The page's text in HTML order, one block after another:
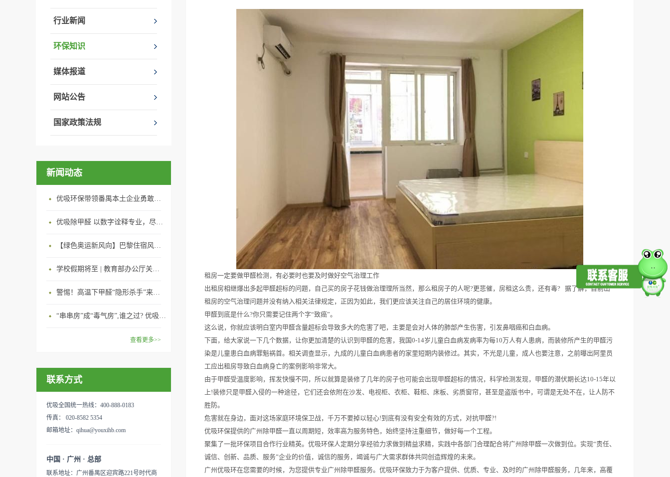
行业新闻
环保知识
媒体报道
网站公告
国家政策法规
新闻动态
优吸环保带领番禺本​土企业勇敢破局向“新”
优吸除甲醛 以数字诠释专业，尽显除醛品牌实力！
【绿色奥运新风向】巴黎住宿风波：优吸环保共建健康绿色家居
学校假期将至 | 教育部办公厅关于加强学校新建校舍室内空气质量管理通知
警惕！高温下甲醛“隐形杀手”来袭，你的家安全吗？
“串串房”成“毒气房”,谁之过? 优吸守护呼吸健康11年专注室内空气治理！
查看更多>>
联系方式
优吸全国统一热线：400-888-0183
传真： 020-8582 5354
邮箱地址：qihua@youxihb.com
中国 · 广州 · 总部
联系地址：广州番禺区迎宾路221号时代商
租房一定要做甲醛检测，有必要时也要及时做好空气治理工作
出租房相继爆出多起甲醛超标的问题，自己买的房子花钱做治理理所当然，那么租房子的人呢?更悲催，房租这么贵，还有毒? 据了解，目前出
租房的空气治理问题并没有纳入相关法律规定，正因为如此，我们更应该关注自己的居住环境的健康。
甲醛到底是什么?你只需要记住两个字“致癌”。
这么说，你就应该明白室内甲醛含量超标会导致多大的危害了吧，主要是会对人体的肺部产生伤害，引发鼻咽癌和白血病。
下面，给大家说一下几个数据，让你更加清楚的认识到甲醛的危害，我国0-14岁儿童白血病发病率为每10万人有人患病，而装修所产生的甲醛污
染是儿童患白血病罪魁祸首。相关调查显示，九成的儿童白血病患者的家里短期内装修过。其实，不光是儿童，成人也要注意，之前曝出阿里员
工应出租房导致白血病身亡的案例影响非常大。
由于甲醛受温度影响，挥发快慢不同，所以就算是装修了几年的房子也可能会出现甲醛超标的情况，科学检测发现，甲醛的潜伏期长达10-15年以
上!装修只是甲醛入侵的一种途径，它们还会依附在沙发、电视柜、衣柜、鞋柜、床板、劣质窗帘，甚至是盗版书中，可谓是无处不在，让人防不
胜防。
危害就在身边，面对这场家庭环境保卫战，千万不要掉以轻心!到底有没有安全有效的方式，对抗甲醛?!
优吸环保提供的广州除甲醛一直以周期短，效率高为服务特色，始终坚持注重细节，做好每一个工程。
聚集了一批环保项目合作行业精英。优吸环保人定期分享经验力求做到精益求精，实践中各部门合理配合将广州除甲醛一次做到位。实现“责任、
诚信、创新、品质、服务”企业的价值，诚信的服务，竭诚与广大需求群体共同创造辉煌的未来。
广州优吸环在您需要的时候，为您提供专业广州除甲醛服务。优吸环保致力于为客户提供、优质、专业、及时的广州除甲醛服务，几年来，高覆